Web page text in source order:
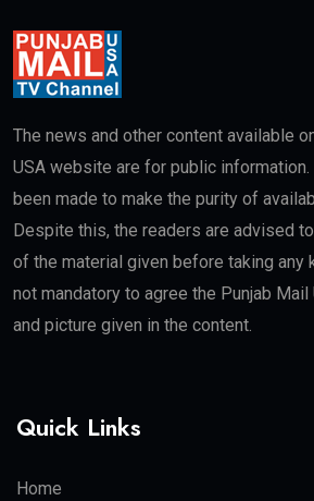
The news and other content available
USA website are for public
been made to make the purity of
Despite this, the readers are advised
of the material given before taking any
not mandatory to agree the Punjab
and picture given in the content.
Quick Links
Home